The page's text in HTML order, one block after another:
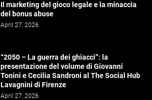
Il marketing del gioco legale e la minaccia
del bonus abuse
April 27, 2026
“2050 – La guerra dei ghiacci”: la
presentazione del volume di Giovanni
Tonini e Cecilia Sandroni al The Social Hub
Lavagnini di Firenze
April 27, 2026